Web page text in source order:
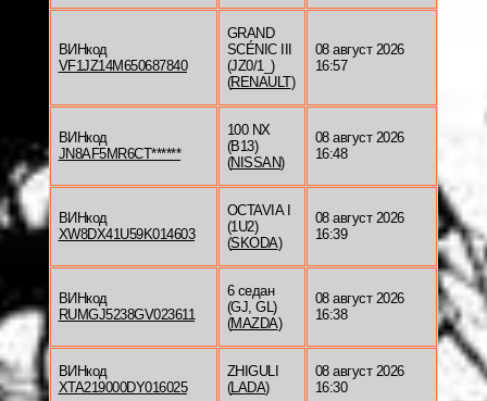
ВИНкод
VF1JZ14M650687840
GRAND
SCÉNIC III
(JZ0/1_)
(RENAULT)
08 август 2026
16:57
ВИНкод
JN8AF5MR6CT******
100 NX
(B13)
(NISSAN)
08 август 2026
16:48
ВИНкод
XW8DX41U59K014603
OCTAVIA I
(1U2)
(SKODA)
08 август 2026
16:39
ВИНкод
RUMGJ5238GV023611
6 седан
(GJ, GL)
(MAZDA)
08 август 2026
16:38
ВИНкод
XTA219000DY016025
ZHIGULI
(LADA)
08 август 2026
16:30